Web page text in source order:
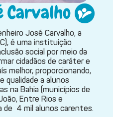
Carvalho
José Carvalho, a
é uma instituição
social por meio da
cidadãos de caráter e
melhor, proporcionando,
qualidade a alunos
na Bahia (municípios de
Entre Rios e
de 4 mil alunos carentes.